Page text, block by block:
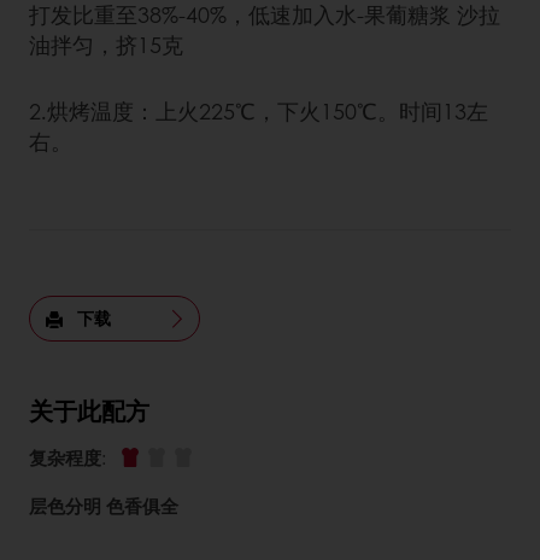
打发比重至38%-40%，低速加入水-果葡糖浆 沙拉
油拌匀，挤15克
2.烘烤温度：上火225℃，下火150℃。时间13左
右。
下载
关于此配方
复杂程度:
层色分明 色香俱全